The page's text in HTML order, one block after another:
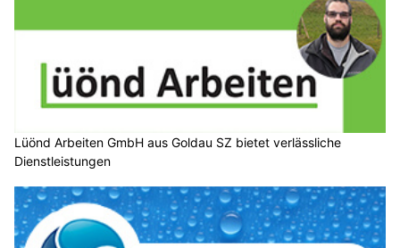
Lüönd Arbeiten GmbH aus Goldau SZ bietet verlässliche
Dienstleistungen